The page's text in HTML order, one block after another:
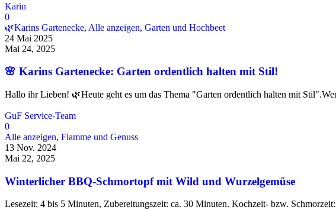
Karin
0
🌿Karins Gartenecke, Alle anzeigen, Garten und Hochbeet
24 Mai 2025
Mai 24, 2025
🌸 Karins Gartenecke: Garten ordentlich halten mit Stil!
Hallo ihr Lieben! 🌿Heute geht es um das Thema "Garten ordentlich halten mit
GuF Service-Team
0
Alle anzeigen, Flamme und Genuss
13 Nov. 2024
Mai 22, 2025
Winterlicher BBQ-Schmortopf mit Wild und Wurzelgemüse
Lesezeit: 4 bis 5 Minuten, Zubereitungszeit: ca. 30 Minuten. Kochzeit- bzw.